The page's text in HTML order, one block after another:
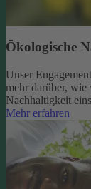
Ökologische
Unser
mehr darüber,
Nachhaltigkeit
Mehr erfahren